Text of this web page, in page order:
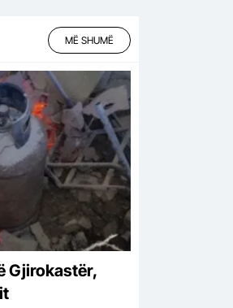
MË SHUMË
Gjirokastër,